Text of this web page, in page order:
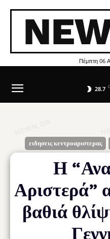
Πέμπτη 06
28.7 C
ειδησεις κεντροαριστερας
Η
Αριστερά”
βαθιά